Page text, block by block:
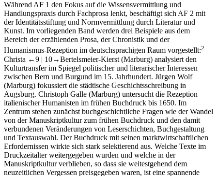
Während AF 1 den Fokus auf die Wissensvermittlung und
Handlungspraxis durch Fachprosa lenkt, beschäftigt sich AF 2 mit
der Identitätsstiftung und Normvermittlung durch Literatur und
Kunst. Im vorliegenden Band werden drei Beispiele aus dem
Bereich der erzählenden Prosa, der Chronistik und der
Humanismus-Rezeption im deutschsprachigen Raum vorgestellt:2
Christa ←9 | 10→Bertelsmeier-Kierst (Marburg) analysiert den
Kulturtransfer im Spiegel politischer und literarischer Interessen
zwischen Bern und Burgund im 15. Jahrhundert. Jürgen Wolf
(Marburg) fokussiert die städtische Geschichtsschreibung in
Augsburg. Christoph Galle (Marburg) untersucht die Rezeption
italienischer Humanisten im frühen Buchdruck bis 1650. Im
Zentrum stehen zunächst buchgeschichtliche Fragen wie der Wandel
von der Manuskriptkultur zum frühen Buchdruck und den damit
verbundenen Veränderungen von Leserschichten, Buchgestaltung
und Textauswahl. Der Buchdruck mit seinen marktwirtschaftlichen
Erfordernissen wirkte sich stark selektierend aus. Welche Texte im
Druckzeitalter weitergegeben wurden und welche in der
Manuskriptkultur verblieben, so dass sie weitestgehend dem
neuzeitlichen Vergessen preisgegeben waren, ist eine spannende